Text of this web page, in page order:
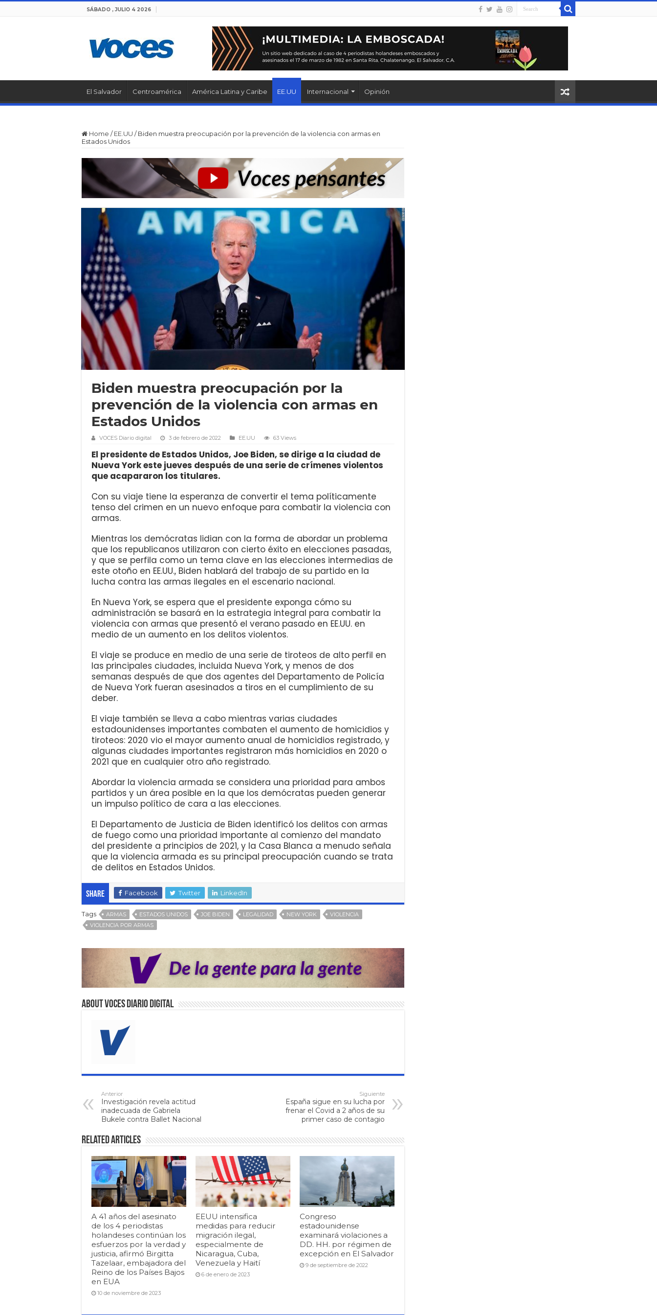
SÁBADO , JULIO 4 2026
El Salvador Centroamérica América Latina y Caribe EE.UU Internacional Opinión
Home / EE.UU / Biden muestra preocupación por la prevención de la violencia con armas en
Estados Unidos
Biden muestra preocupación por la
prevención de la violencia con armas en
Estados Unidos
VOCES Diario digital 3 de febrero de 2022 EE.UU 63 Views
El presidente de Estados Unidos, Joe Biden, se dirige a la ciudad de
Nueva York este jueves después de una serie de crímenes violentos
que acapararon los titulares.
Con su viaje tiene la esperanza de convertir el tema políticamente
tenso del crimen en un nuevo enfoque para combatir la violencia con
armas.
Mientras los demócratas lidian con la forma de abordar un problema
que los republicanos utilizaron con cierto éxito en elecciones pasadas,
y que se perfila como un tema clave en las elecciones intermedias de
este otoño en EE.UU., Biden hablará del trabajo de su partido en la
lucha contra las armas ilegales en el escenario nacional.
En Nueva York, se espera que el presidente exponga cómo su
administración se basará en la estrategia integral para combatir la
violencia con armas que presentó el verano pasado en EE.UU. en
medio de un aumento en los delitos violentos.
El viaje se produce en medio de una serie de tiroteos de alto perfil en
las principales ciudades, incluida Nueva York, y menos de dos
semanas después de que dos agentes del Departamento de Policía
de Nueva York fueran asesinados a tiros en el cumplimiento de su
deber.
El viaje también se lleva a cabo mientras varias ciudades
estadounidenses importantes combaten el aumento de homicidios y
tiroteos: 2020 vio el mayor aumento anual de homicidios registrado, y
algunas ciudades importantes registraron más homicidios en 2020 o
2021 que en cualquier otro año registrado.
Abordar la violencia armada se considera una prioridad para ambos
partidos y un área posible en la que los demócratas pueden generar
un impulso político de cara a las elecciones.
El Departamento de Justicia de Biden identificó los delitos con armas
de fuego como una prioridad importante al comienzo del mandato
del presidente a principios de 2021, y la Casa Blanca a menudo señala
que la violencia armada es su principal preocupación cuando se trata
de delitos en Estados Unidos.
Share Facebook Twitter LinkedIn
Tags ARMAS ESTADOS UNIDOS JOE BIDEN LEGALIDAD NEW YORK
VIOLENCIA
VIOLENCIA POR ARMAS
About VOCES Diario digital
Anterior
Investigación revela actitud
inadecuada de Gabriela
Bukele contra Ballet Nacional
Siguiente
España sigue en su lucha por
frenar el Covid a 2 años de su
primer caso de contagio
Related Articles
A 41 años del asesinato
de los 4 periodistas
holandeses continúan los
esfuerzos por la verdad y
justicia, afirmó Birgitta
Tazelaar, embajadora del
Reino de los Países Bajos
en EUA
10 de noviembre de 2023
EEUU intensifica
medidas para reducir
migración ilegal,
especialmente de
Nicaragua, Cuba,
Venezuela y Haití
6 de enero de 2023
Congreso
estadounidense
examinará violaciones a
DD. HH. por régimen de
excepción en El Salvador
9 de septiembre de 2022